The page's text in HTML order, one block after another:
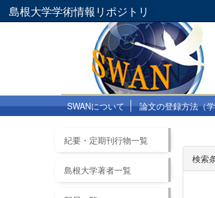
島根大学学術情報リポジトリ
SWANについて 論文の登録方法（
紀要・定期刊行物一覧
島根大学著者一覧
検索